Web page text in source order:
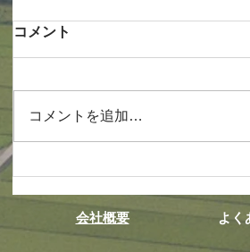
ニング助成金」でドローン講
習+購入！
コメント
コメントを追加…
会社概要 よく